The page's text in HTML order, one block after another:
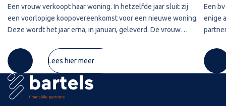
Een vrouw verkoopt haar woning. In hetzelfde jaar sluit zij
een voorlopige koopovereenkomst voor een nieuwe woning.
Deze wordt het jaar erna, in januari, geleverd. De vrouw
derdengeldrekening van
Lees hier meer
Een
enige